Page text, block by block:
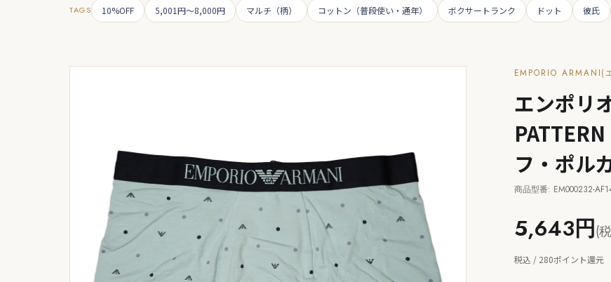
TAGS 10%OFF 5,001円～8,000円 マルチ（柄） コットン（普段使い・通年） ボクサートランク ドット 彼氏
EMPORIO ARMANI(
エンポリ
フ・ポル
商品型番: EM000232-
5,643円(
税込 / 280ポイント還元